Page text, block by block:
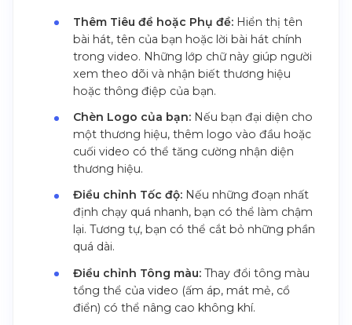
Thêm Tiêu đề hoặc Phụ đề: Hiển thị tên
bài hát, tên của bạn hoặc lời bài hát chính
trong video. Những lớp chữ này giúp người
xem theo dõi và nhận biết thương hiệu
hoặc thông điệp của bạn.
Chèn Logo của bạn: Nếu bạn đại diện cho
một thương hiệu, thêm logo vào đầu hoặc
cuối video có thể tăng cường nhận diện
thương hiệu.
Điều chỉnh Tốc độ: Nếu những đoạn nhất
định chạy quá nhanh, bạn có thể làm chậm
lại. Tương tự, bạn có thể cắt bỏ những phần
quá dài.
Điều chỉnh Tông màu: Thay đổi tông màu
tổng thể của video (ấm áp, mát mẻ, cổ
điển) có thể nâng cao không khí.